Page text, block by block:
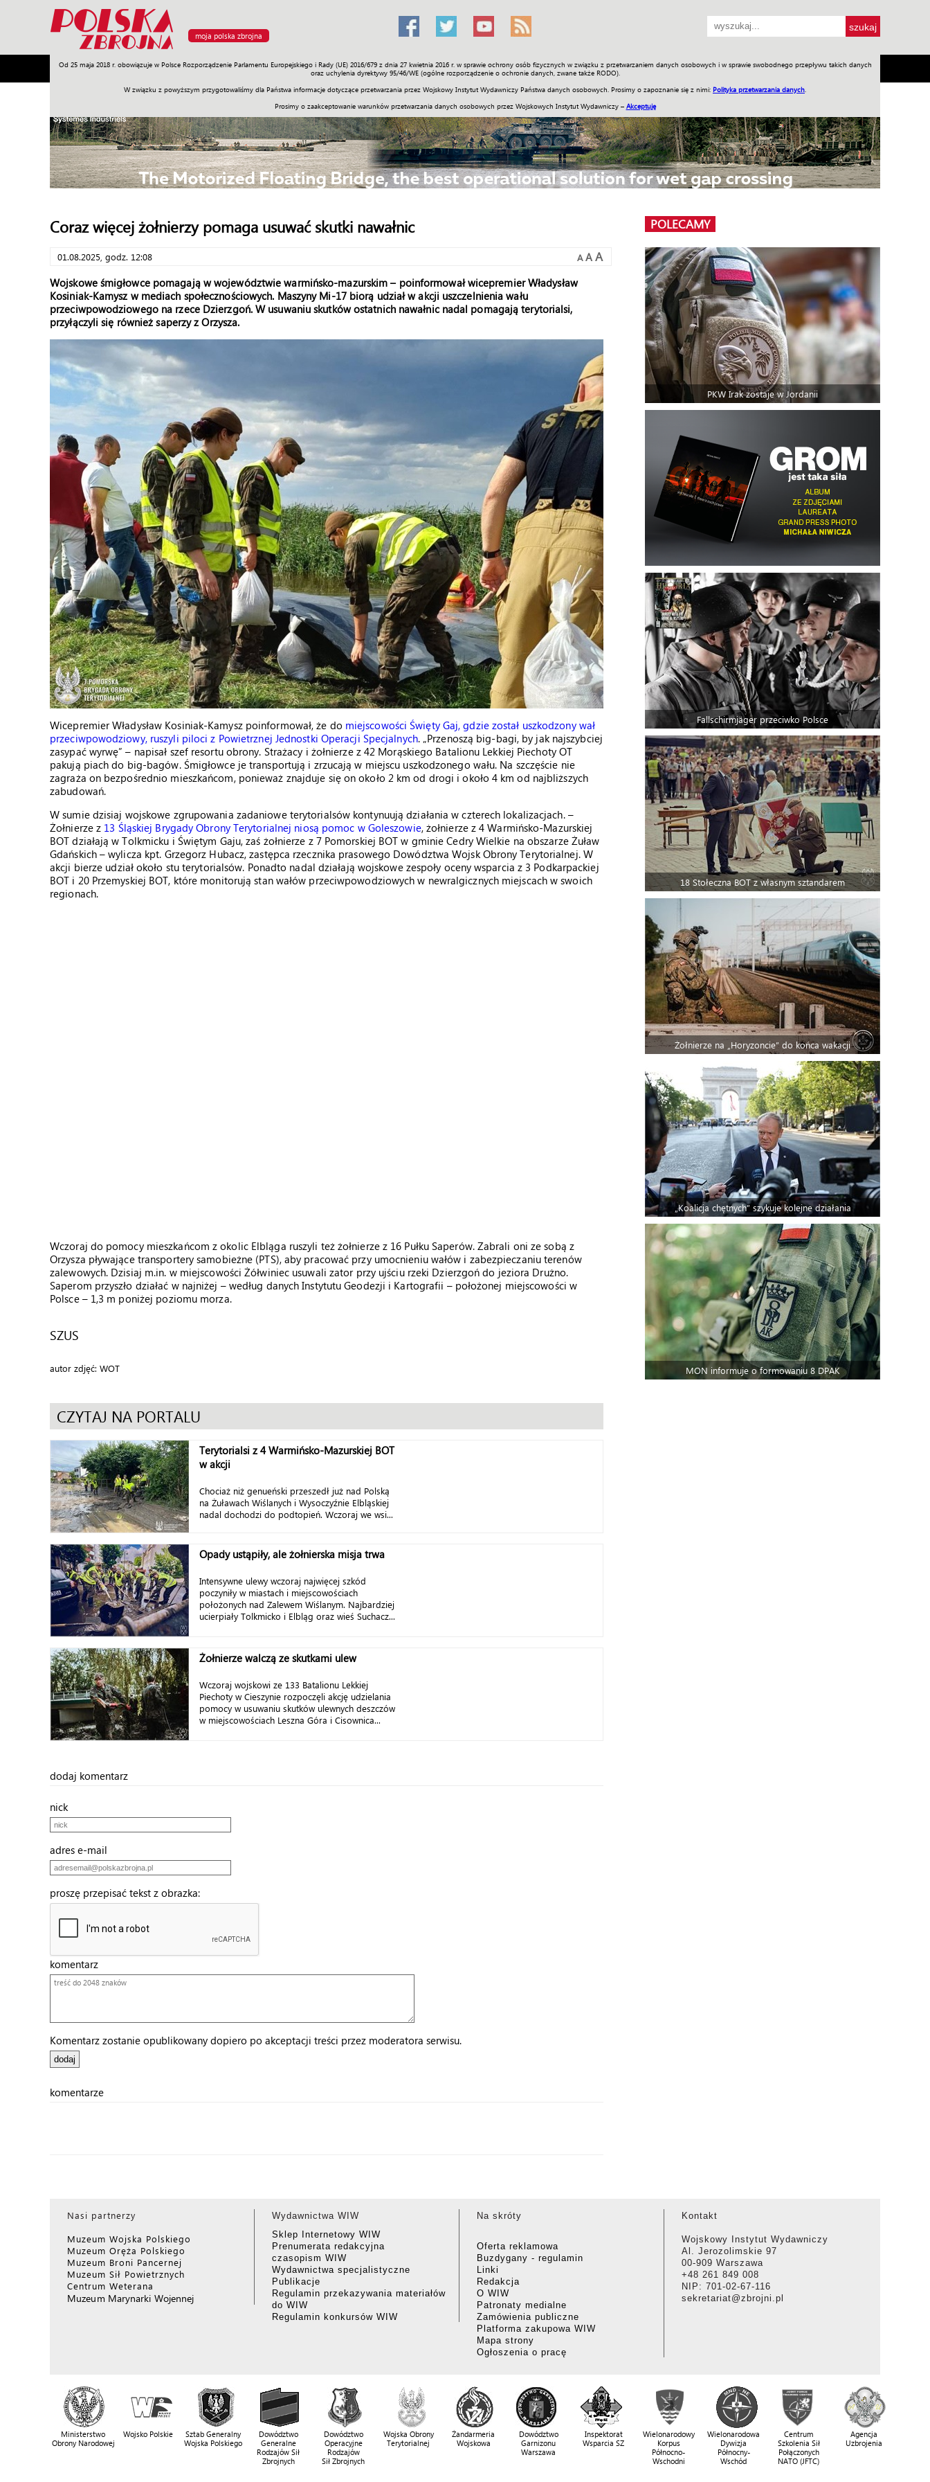
moja polska zbrojna
Od 25 maja 2018 r. obowiązuje w Polsce Rozporządzenie Parlamentu Europejskiego i Rady (UE) 2016/679 z dnia 27 kwietnia 2016 r. w sprawie ochrony osób fizycznych w związku z przetwarzaniem danych osobowych i w sprawie swobodnego przepływu takich danych
oraz uchylenia dyrektywy 95/46/WE (ogólne rozporządzenie o ochronie danych, zwane także RODO).
W związku z powyższym przygotowaliśmy dla Państwa informacje dotyczące przetwarzania przez Wojskowy Instytut Wydawniczy Państwa danych osobowych. Prosimy o zapoznanie się z nimi: Polityka przetwarzania danych
Prosimy o zaakceptowanie warunków przetwarzania danych osobowych przez Wojskowych Instytut Wydawniczy – Akceptuję
Armia Poligon Sprzęt Misje Polityka Prawo Świat Społeczność Sport Historia Galerie Wideo ENGLISH SKLEP Jednodniówki Praca w WIW
Coraz więcej żołnierzy pomaga usuwać skutki nawałnic
01.08.2025, godz. 12:08 A A A
Wojskowe śmigłowce pomagają w województwie warmińsko-mazurskim – poinformował wicepremier Władysław
Kosiniak-Kamysz w mediach społecznościowych. Maszyny Mi-17 biorą udział w akcji uszczelnienia wału
przeciwpowodziowego na rzece Dzierzgoń. W usuwaniu skutków ostatnich nawałnic nadal pomagają terytorialsi,
przyłączyli się również saperzy z Orzysza.
Wicepremier Władysław Kosiniak-Kamysz poinformował, że do miejscowości Święty Gaj, gdzie został uszkodzony wał
przeciwpowodziowy, ruszyli piloci z Powietrznej Jednostki Operacji Specjalnych. „Przenoszą big-bagi, by jak najszybciej
zasypać wyrwę” – napisał szef resortu obrony. Strażacy i żołnierze z 42 Morąskiego Batalionu Lekkiej Piechoty OT
pakują piach do big-bagów. Śmigłowce je transportują i zrzucają w miejscu uszkodzonego wału. Na szczęście nie
zagraża on bezpośrednio mieszkańcom, ponieważ znajduje się on około 2 km od drogi i około 4 km od najbliższych
zabudowań.
W sumie dzisiaj wojskowe zgrupowania zadaniowe terytorialsów kontynuują działania w czterech lokalizacjach. –
Żołnierze z 13 Śląskiej Brygady Obrony Terytorialnej niosą pomoc w Goleszowie, żołnierze z 4 Warmińsko-Mazurskiej
BOT działają w Tolkmicku i Świętym Gaju, zaś żołnierze z 7 Pomorskiej BOT w gminie Cedry Wielkie na obszarze Żuław
Gdańskich – wylicza kpt. Grzegorz Hubacz, zastępca rzecznika prasowego Dowództwa Wojsk Obrony Terytorialnej. W
akcji bierze udział około stu terytorialsów. Ponadto nadal działają wojskowe zespoły oceny wsparcia z 3 Podkarpackiej
BOT i 20 Przemyskiej BOT, które monitorują stan wałów przeciwpowodziowych w newralgicznych miejscach w swoich
regionach.
Wczoraj do pomocy mieszkańcom z okolic Elbląga ruszyli też żołnierze z 16 Pułku Saperów. Zabrali oni ze sobą z
Orzysza pływające transportery samobieżne (PTS), aby pracować przy umocnieniu wałów i zabezpieczaniu terenów
zalewowych. Dzisiaj m.in. w miejscowości Żółwiniec usuwali zator przy ujściu rzeki Dzierzgoń do jeziora Drużno.
Saperom przyszło działać w najniżej – według danych Instytutu Geodezji i Kartografii – położonej miejscowości w
Polsce – 1,3 m poniżej poziomu morza.
SZUS
autor zdjęć: WOT
CZYTAJ NA PORTALU
Terytorialsi z 4 Warmińsko-Mazurskiej BOT
w akcji
Chociaż niż genueński przeszedł już nad Polską
na Żuławach Wiślanych i Wysoczyźnie Elbląskiej
nadal dochodzi do podtopień. Wczoraj we wsi...
Opady ustąpiły, ale żołnierska misja trwa
Intensywne ulewy wczoraj najwięcej szkód
poczyniły w miastach i miejscowościach
położonych nad Zalewem Wiślanym. Najbardziej
ucierpiały Tolkmicko i Elbląg oraz wieś Suchacz...
Żołnierze walczą ze skutkami ulew
Wczoraj wojskowi ze 133 Batalionu Lekkiej
Piechoty w Cieszynie rozpoczęli akcję udzielania
pomocy w usuwaniu skutków ulewnych deszczów
w miejscowościach Leszna Góra i Cisownica...
dodaj komentarz
nick
adres e-mail
proszę przepisać tekst z obrazka:
komentarz
Komentarz zostanie opublikowany dopiero po akceptacji treści przez moderatora serwisu.
komentarze
POLECAMY
PKW Irak zostaje w Jordanii
Fallschirmjäger przeciwko Polsce
18 Stołeczna BOT z własnym sztandarem
Żołnierze na „Horyzoncie” do końca wakacji
„Koalicja chętnych” szykuje kolejne działania
MON informuje o formowaniu 8 DPAK
Nasi partnerzy
Muzeum Wojska Polskiego
Muzeum Oręża Polskiego
Muzeum Broni Pancernej
Muzeum Sił Powietrznych
Centrum Weterana
Muzeum Marynarki Wojennej
Wydawnictwa WIW
Sklep Internetowy WIW
Prenumerata redakcyjna
czasopism WIW
Wydawnictwa specjalistyczne
Publikacje
Regulamin przekazywania materiałów
do WIW
Regulamin konkursów WIW
Na skróty
Oferta reklamowa
Buzdygany - regulamin
Linki
Redakcja
O WIW
Patronaty medialne
Zamówienia publiczne
Platforma zakupowa WIW
Mapa strony
Ogłoszenia o pracę
Kontakt
Wojskowy Instytut Wydawniczy
Al. Jerozolimskie 97
00-909 Warszawa
+48 261 849 008
NIP: 701-02-67-116
sekretariat@zbrojni.pl
Ministerstwo
Obrony Narodowej
Wojsko Polskie
Sztab Generalny
Wojska Polskiego
Dowództwo
Generalne
Rodzajów Sił
Zbrojnych
Dowództwo
Operacyjne
Rodzajów
Sił Zbrojnych
Wojska Obrony
Terytorialnej
Żandarmeria
Wojskowa
Dowództwo
Garnizonu
Warszawa
Inspektorat
Wsparcia SZ
Wielonarodowy
Korpus
Północno-
Wschodni
Wielonarodowa
Dywizja
Północny-
Wschód
Centrum
Szkolenia Sił
Połączonych
NATO (JFTC)
Agencja
Uzbrojenia